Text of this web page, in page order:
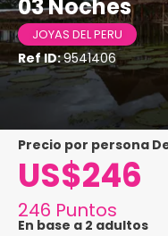
03 Noches
JOYAS DEL PERU
Ref ID:9541406
precio por persona
US$246
246 Puntos
En base a 2 adultos